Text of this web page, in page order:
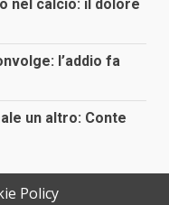
nel calcio: il dolore
l’addio fa
un altro: Conte
Policy